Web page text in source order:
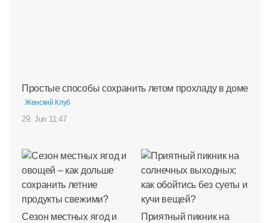
Простые способы сохранить летом прохладу в доме
Женский Клуб
29. Jun 11:47
Сезон местных ягод и
Приятный пикник на